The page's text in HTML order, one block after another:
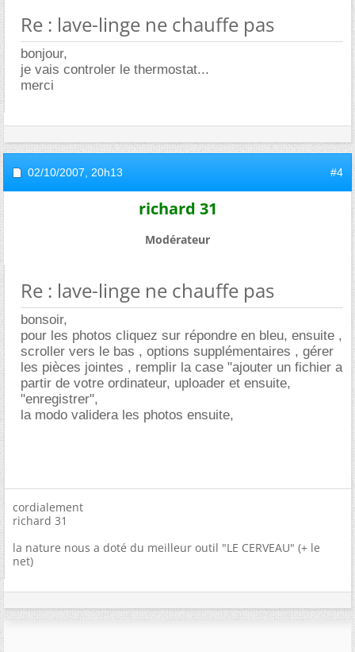
Re : lave-linge ne chauffe pas
bonjour,
je vais controler le thermostat...
merci
02/10/2007, 20h13 #4
richard 31
Modérateur
Re : lave-linge ne chauffe pas
bonsoir,
pour les photos cliquez sur répondre en bleu, ensuite ,
scroller vers le bas , options supplémentaires , gérer
les pièces jointes , remplir la case "ajouter un fichier a
partir de votre ordinateur, uploader et ensuite,
"enregistrer",
la modo validera les photos ensuite,
cordialement
richard 31
la nature nous a doté du meilleur outil "LE CERVEAU" (+ le
net)